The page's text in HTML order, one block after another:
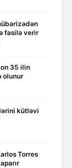
fasilə verir
35 ilin
olunur
kütləvi
Torres